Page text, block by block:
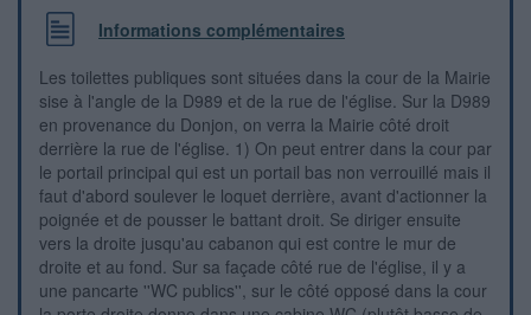
Informations complémentaires
Les toilettes publiques sont situées dans la cour de la Mairie
sise à l'angle de la D989 et de la rue de l'église. Sur la D989
en provenance du Donjon, on verra la Mairie côté droit
derrière la rue de l'église. 1) On peut entrer dans la cour par
le portail principal qui est un portail bas non verrouillé mais il
faut d'abord soulever le loquet derrière, avant d'actionner la
poignée et de pousser le battant droit. Se diriger ensuite
vers la droite jusqu'au cabanon qui est contre le mur de
droite et au fond. Sur sa façade côté rue de l'église, il y a
une pancarte ''WC publics'', sur le côté opposé dans la cour